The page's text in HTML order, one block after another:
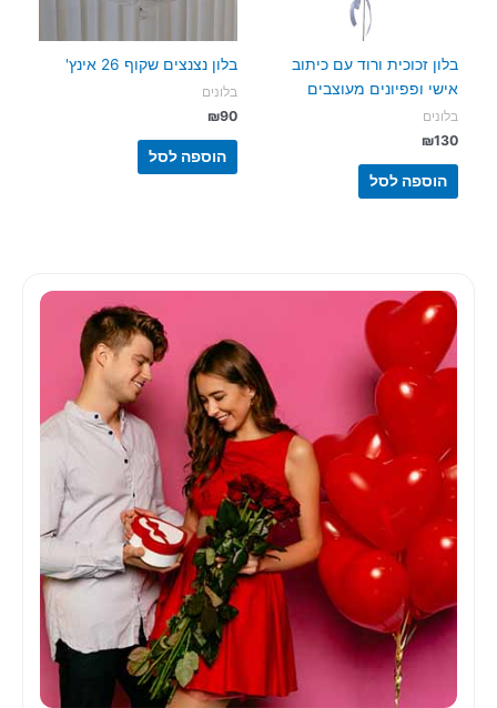
בלון זכוכית ורוד עם כיתוב
אישי ופפיונים מעוצבים
בלונים
₪130
הוספה לסל
בלון נצנצים שקוף 26 אינץ'
בלונים
₪90
הוספה לסל